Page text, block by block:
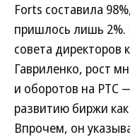
Forts составила
пришлось лишь
совета
Гавриленко, рост
и оборотов на РТС
развитию биржи
Впрочем, он